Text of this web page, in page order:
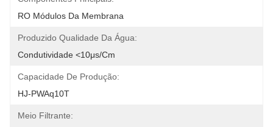
RO Módulos Da Membrana
Produzido Qualidade Da Água:
Condutividade <10μs/cm
Capacidade De Produção:
HJ-PWAq10T
Meio Filtrante: